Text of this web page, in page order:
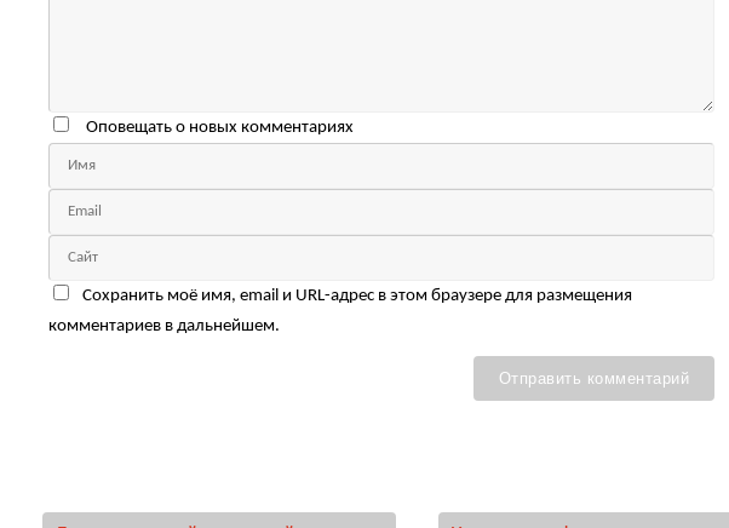
Оповещать о новых комментариях
Сохранить моё имя, email и URL-адрес в этом браузере для размещения
комментариев в дальнейшем.